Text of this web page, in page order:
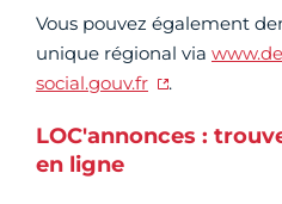
Vous pouvez également
unique régional via
social.gouv.fr
.
LOC'annonces :
en ligne